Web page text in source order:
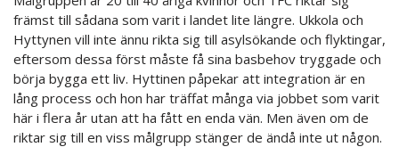
främst till sådana som varit i landet lite längre. Ukkola och
Hyttynen vill inte ännu rikta sig till asylsökande och flyktingar,
eftersom dessa först måste få sina basbehov tryggade och
börja bygga ett liv. Hyttinen påpekar att integration är en
lång process och hon har träffat många via jobbet som varit
här i flera år utan att ha fått en enda vän. Men även om de
riktar sig till en viss målgrupp stänger de ändå inte ut någon.